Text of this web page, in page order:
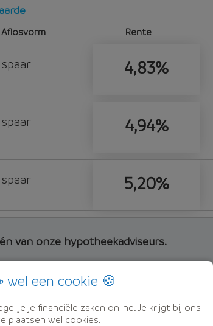
Aflosvorm Rente
spaar 4,83%
spaar 4,94%
spaar 5,20%
van onze hypotheekadviseurs.
5,21%
wel een cookie 🍪
je je financiële zaken online. Je krijgt bij ons
plaatsen wel cookies.